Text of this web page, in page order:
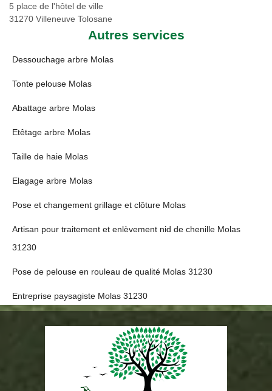
5 place de l'hôtel de ville
31270 Villeneuve Tolosane
Autres services
Dessouchage arbre Molas
Tonte pelouse Molas
Abattage arbre Molas
Etêtage arbre Molas
Taille de haie Molas
Elagage arbre Molas
Pose et changement grillage et clôture Molas
Artisan pour traitement et enlèvement nid de chenille Molas
31230
Pose de pelouse en rouleau de qualité Molas 31230
Entreprise paysagiste Molas 31230